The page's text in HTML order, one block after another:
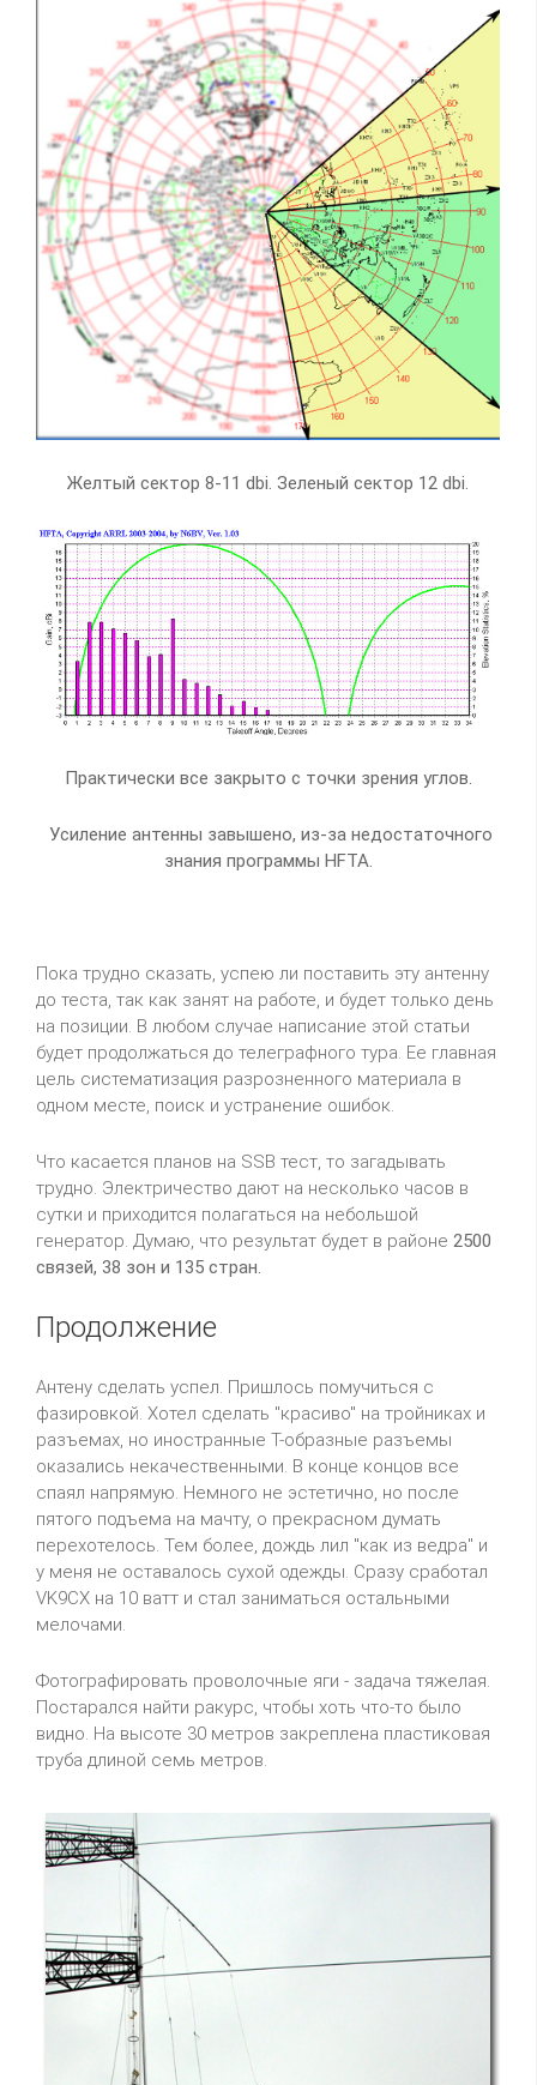
Желтый сектор 8-11 dbi. Зеленый сектор 12 dbi.
Практически все закрыто с точки зрения углов.
Усиление антенны завышено, из-за недостаточного
знания программы HFTA.
Пока трудно сказать, успею ли поставить эту антенну
до теста, так как занят на работе, и будет только день
на позиции. В любом случае написание этой статьи
будет продолжаться до телеграфного тура. Ее главная
цель систематизация разрозненного материала в
одном месте, поиск и устранение ошибок.
Что касается планов на SSB тест, то загадывать
трудно. Электричество дают на несколько часов в
сутки и приходится полагаться на небольшой
генератор. Думаю, что результат будет в районе 2500
связей, 38 зон и 135 стран.
Продолжение
Антену сделать успел. Пришлось помучиться с
фазировкой. Хотел сделать "красиво" на тройниках и
разъемах, но иностранные Т-образные разъемы
оказались некачественными. В конце концов все
спаял напрямую. Немного не эстетично, но после
пятого подъема на мачту, о прекрасном думать
перехотелось. Тем более, дождь лил "как из ведра" и
у меня не оставалось сухой одежды. Сразу сработал
VK9CX на 10 ватт и стал заниматься остальными
мелочами.
Фотографировать проволочные яги - задача тяжелая.
Постарался найти ракурс, чтобы хоть что-то было
видно. На высоте 30 метров закреплена пластиковая
труба длиной семь метров.